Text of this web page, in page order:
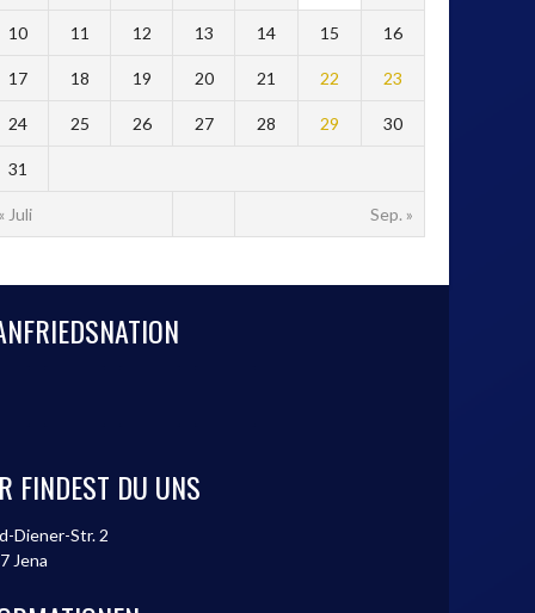
Juli Sep. »
10 11 12 13 14 15 16
17 18 19 20 21 22 23
24 25 26 27 28 29 30
31
FINDEST DU UNS
Diener-Str. 2
Jena